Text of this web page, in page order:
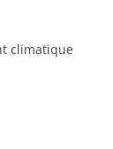
climatique